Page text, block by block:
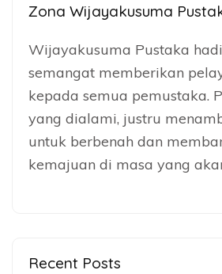
Zona Wijayakusuma
Wijayakusuma Pustaka
semangat memberikan
kepada semua pemustaka.
yang dialami, justru
untuk berbenah dan
kemajuan di masa yang
Recent Posts